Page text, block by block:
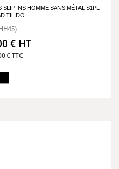
INS HOMME SANS MÉTAL S1PL
TILIDO
€ HT
€ TTC